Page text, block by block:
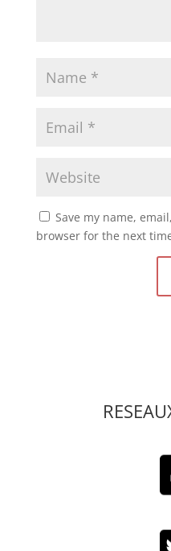
Save my name,
browser for the next